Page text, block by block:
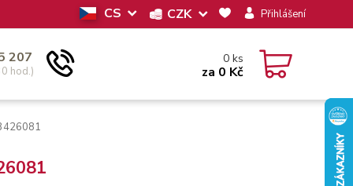
CS CZK Přihlášení
207
hod.)
0 ks
za 0 Kč